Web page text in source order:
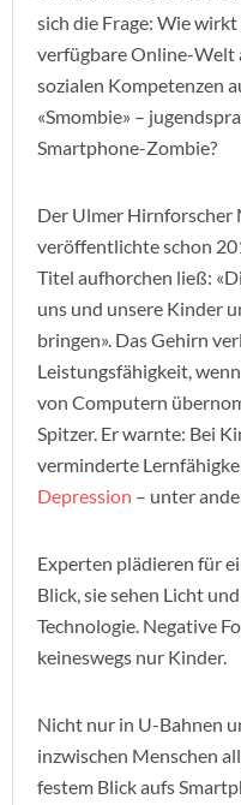
sich die Frage: Wie
verfügbare Online-Welt
sozialen Kompetenzen
«Smombie» –
Smartphone-Zombie?
Der Ulmer Hirnforscher
veröffentlichte schon
Titel aufhorchen ließ:
uns und unsere Kinder
bringen». Das Gehirn
Leistungsfähigkeit,
von Computern
Spitzer. Er warnte: Bei
verminderte
Depression – unter
Experten plädieren für
Blick, sie sehen Licht
Technologie. Negative
keineswegs nur Kinder.
Nicht nur in U-Bahnen
inzwischen Menschen
festem Blick aufs